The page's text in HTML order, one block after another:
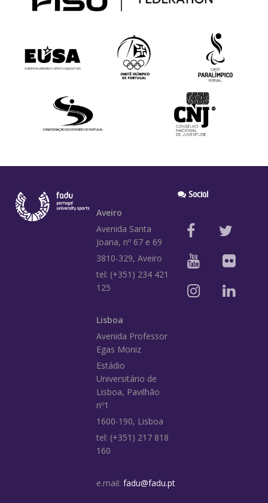
Aveiro
Avenida Santa
Joana, nº 67 e 69
3810-329, Aveiro
tel: (+351) 234 421
125
Lisboa
Avenida Professor
Egas Moniz
Estádio
Universitário de
Lisboa, Pavilhão
nº1
1600-190, Lisboa
tel: (+351) 217 818
160
e.mail: fadu@fadu.pt
Social